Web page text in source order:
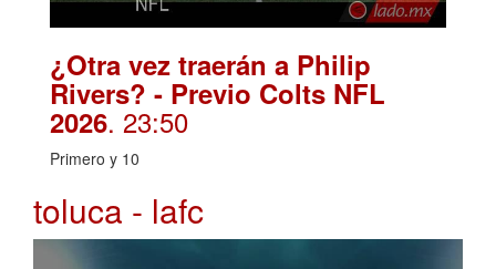
¿Otra vez traerán a Philip
Rivers? - Previo Colts NFL
2026. 23:50
Primero y 10
toluca - lafc